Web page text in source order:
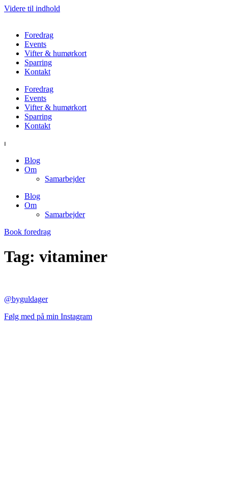
Videre til indhold
Foredrag
Events
Vifter & humørkort
Sparring
Kontakt
Foredrag
Events
Vifter & humørkort
Sparring
Kontakt
⏐
Blog
Om
Samarbejder
Blog
Om
Samarbejder
Book foredrag
Tag: vitaminer
@byguldager
Følg med på min Instagram